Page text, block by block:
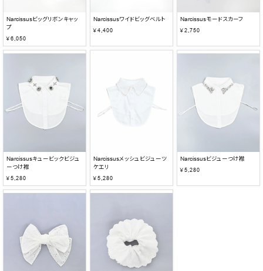
Narcissusビッグリボンキャッ
プ
￥6,050
Narcissusワイドビッグベルト
￥4,400
Narcissusモードスカーフ
￥2,750
Narcissusキュービックビジュ
ーつけ襟
￥5,280
Narcissusメッシュビジューツ
ケエリ
￥5,280
Narcissusビジューつけ襟
￥5,280